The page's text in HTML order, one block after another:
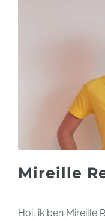
Mireille
Hoi, ik ben Mireille